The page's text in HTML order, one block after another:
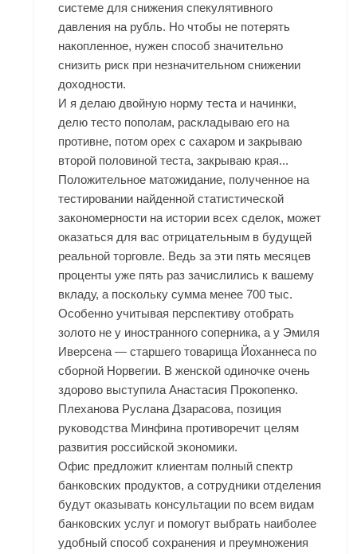
системе для снижения спекулятивного
давления на рубль. Но чтобы не потерять
накопленное, нужен способ значительно
снизить риск при незначительном снижении
доходности.
И я делаю двойную норму теста и начинки,
делю тесто пополам, раскладываю его на
противне, потом орех с сахаром и закрываю
второй половиной теста, закрываю края...
Положительное матожидание, полученное на
тестировании найденной статистической
закономерности на истории всех сделок, может
оказаться для вас отрицательным в будущей
реальной торговле. Ведь за эти пять месяцев
проценты уже пять раз зачислились к вашему
вкладу, а поскольку сумма менее 700 тыс.
Особенно учитывая перспективу отобрать
золото не у иностранного соперника, а у Эмиля
Иверсена — старшего товарища Йоханнеса по
сборной Норвегии. В женской одиночке очень
здорово выступила Анастасия Прокопенко.
Плеханова Руслана Дзарасова, позиция
руководства Минфина противоречит целям
развития российской экономики.
Офис предложит клиентам полный спектр
банковских продуктов, а сотрудники отделения
будут оказывать консультации по всем видам
банковских услуг и помогут выбрать наиболее
удобный способ сохранения и преумножения